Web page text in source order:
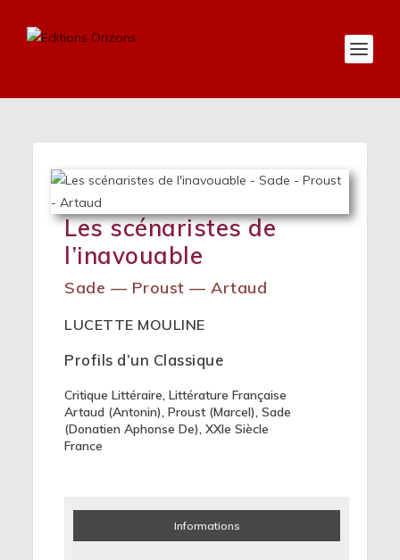
Les scénaristes de
l’inavouable
Sade — Proust — Artaud
LUCETTE MOULINE
Profils d’un Classique
Critique Littéraire,Littérature Française
Artaud (Antonin),Proust (Marcel),Sade
(Donatien Aphonse De),XXIe Siècle
France
Informations